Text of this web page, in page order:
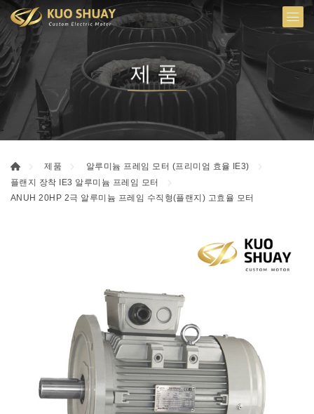
제품
제품
알루미늄 프레임 모터 (프리미엄 효율 IE3)
플랜지 장착 IE3 알루미늄 프레임 모터
ANUH 20HP 2극 알루미늄 프레임 수직형(플랜지) 고효율 모터